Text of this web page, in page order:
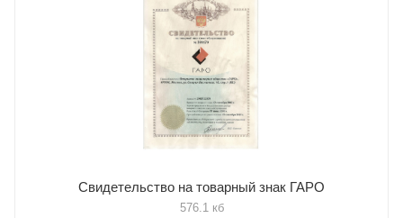
Свидетельство на товарный знак ГАРО
576.1 кб